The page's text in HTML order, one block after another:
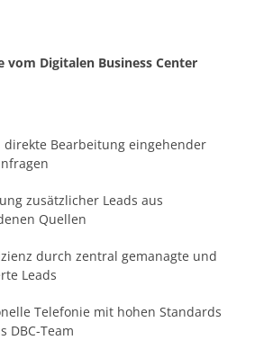
vom Digitalen Business Center
direkte Bearbeitung eingehender
zusätzlicher Leads aus
Quellen
durch zentral gemanagte und
Leads
Telefonie mit hohen Standards
DBC-Team